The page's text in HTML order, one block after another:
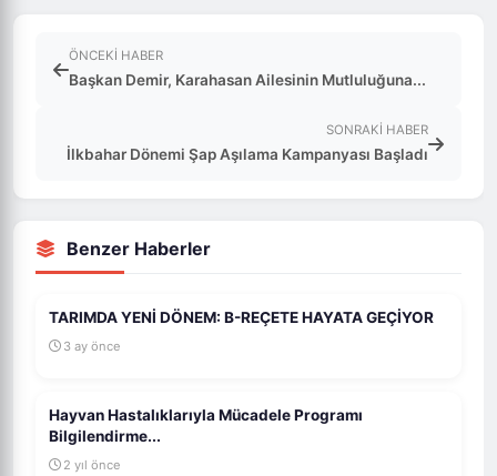
ÖNCEKI HABER
Başkan Demir, Karahasan Ailesinin Mutluluğuna...
SONRAKI HABER
İlkbahar Dönemi Şap Aşılama Kampanyası Başladı
Benzer Haberler
TARIMDA YENİ DÖNEM: B-REÇETE HAYATA GEÇİYOR
3 ay önce
Hayvan Hastalıklarıyla Mücadele Programı
Bilgilendirme...
2 yıl önce